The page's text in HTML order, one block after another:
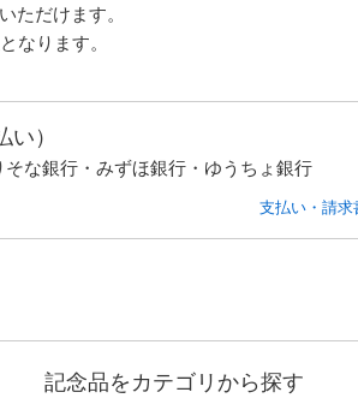
ただけます。
なります。
）
な銀行・みずほ銀行・ゆうちょ銀行
支払い・請求
記念品をカテゴリから探す